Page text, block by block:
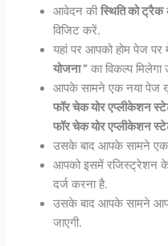
आवेदन कीस्थिति को ट्रैक
विजिट करें.
यहां पर आपको होम पेज
योजना ” का विकल्प
आपके सामने एक नया पेज
फॉर चेक योर एप्लीकेशन
फॉर चेक योर एप्लीकेशन
उसके बाद आपके सामने
आपको इसमें रजिस्ट्रेशन के
दर्ज करना है.
उसके बाद आपके सामने
जाएगी.